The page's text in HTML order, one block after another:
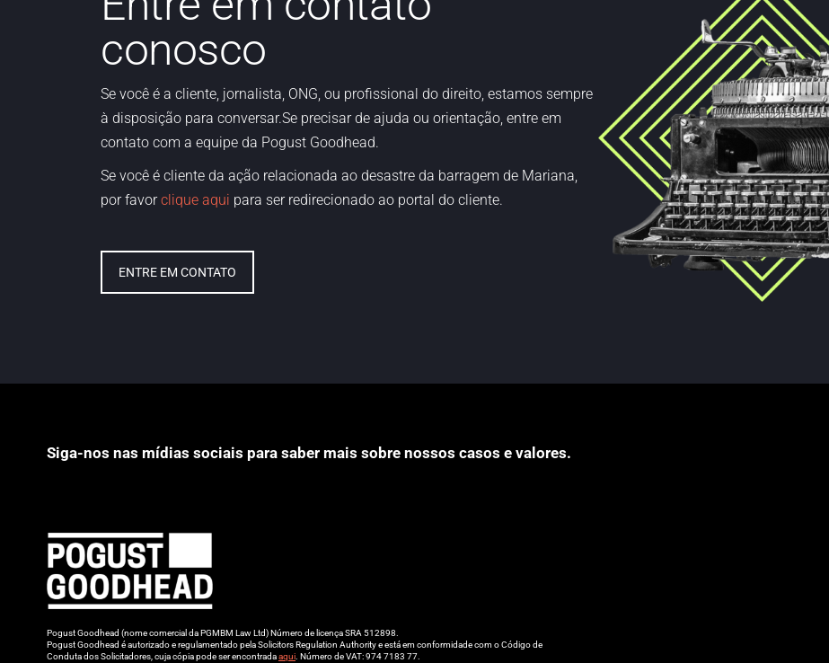
conosco
Se você é a cliente, jornalista, ONG, ou profissional do direito, estamos sempre
à disposição para conversar.Se precisar de ajuda ou orientação, entre em
contato com a equipe da Pogust Goodhead.
Se você é cliente da ação relacionada ao desastre da barragem de Mariana,
por favorclique aqui para ser redirecionado ao portal do cliente.
ENTRE EM CONTATO
Siga-nos nas mídias sociais para saber mais sobre nossos casos e valores.
Pogust Goodhead (nome comercial da PGMBM Law Ltd) Número de licença SRA 512898.
Pogust Goodhead é autorizado e regulamentado pela Solicitors Regulation Authority e está em conformidade com o Código de
Conduta dos Solicitadores, cuja cópia pode ser encontradaaqui . Número de VAT: 974 7183 77.